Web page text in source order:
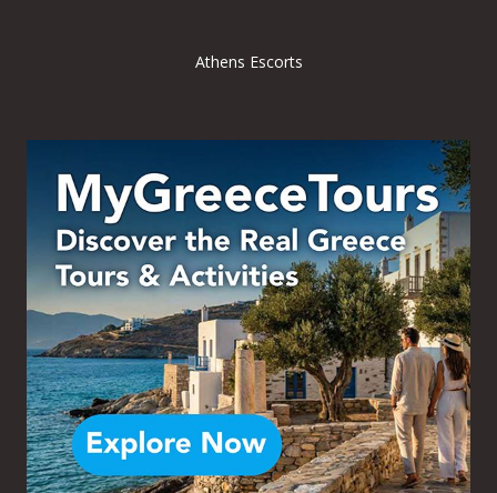
Athens Escorts